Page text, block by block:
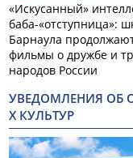
«Искусанный»
баба-«отступница»:
Барнаула
фильмы о дружбе и
народов России
УВЕДОМЛЕНИЯ ОБ
Х КУЛЬТУР